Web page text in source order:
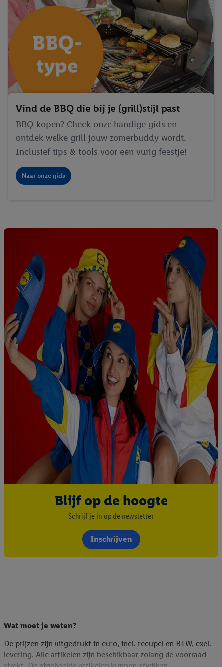
Vind de BBQ die bij je (grill)stijl past
BBQ kopen? Check onze handige gids en
ontdek welke grill jouw zomerbuddy wordt.
Inclusief tips & tools voor een vurig feestje!
Naar onze gids
Blijf op de hoogte
Schrijf je in op de newsletter
Inschrijven
Wat moet je weten?
De prijzen zijn uitgedrukt in euro, incl. recupel en BTW, excl.
levering. Alle artikelen zijn beschikbaar zolang de voorraad